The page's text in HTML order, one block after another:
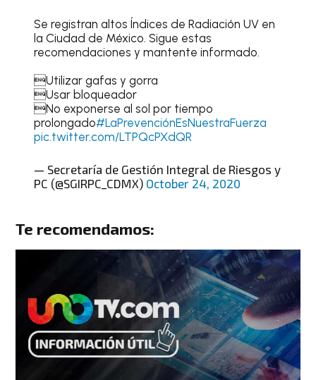
Se registran altos Índices de Radiación UV en
la Ciudad de México. Sigue estas
recomendaciones y mantente informado.
Utilizar gafas y gorra
Usar bloqueador
No exponerse al sol por tiempo
prolongado#LaPrevenciónEsNuestraFuerza
pic.twitter.com/LTPQcPXdQR
— Secretaría de Gestión Integral de Riesgos y
PC (@SGIRPC_CDMX) October 24, 2020
Te recomendamos: